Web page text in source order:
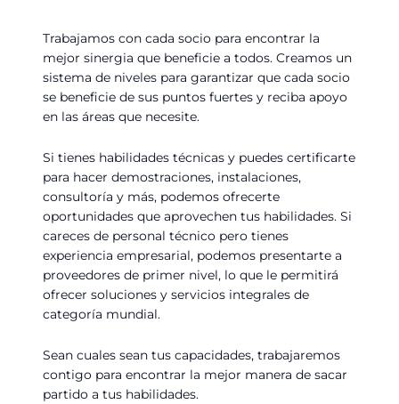
Trabajamos con cada socio para encontrar la
mejor sinergia que beneficie a todos. Creamos un
sistema de niveles para garantizar que cada socio
se beneficie de sus puntos fuertes y reciba apoyo
en las áreas que necesite.
Si tienes habilidades técnicas y puedes certificarte
para hacer demostraciones, instalaciones,
consultoría y más, podemos ofrecerte
oportunidades que aprovechen tus habilidades. Si
careces de personal técnico pero tienes
experiencia empresarial, podemos presentarte a
proveedores de primer nivel, lo que le permitirá
ofrecer soluciones y servicios integrales de
categoría mundial.
Sean cuales sean tus capacidades, trabajaremos
contigo para encontrar la mejor manera de sacar
partido a tus habilidades.